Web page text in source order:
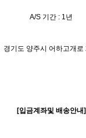
A/S 기간 : 1 년
경기도 양주시 어하고개
[입금계좌및 배송안내]